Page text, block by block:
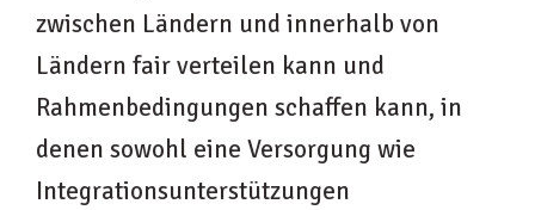
zwischen Ländern und innerhalb von
Ländern fair verteilen kann und
Rahmenbedingungen schaffen kann, in
denen sowohl eine Versorgung wie
Integrationsunterstützungen